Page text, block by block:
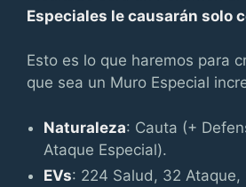
Especiales le causarán solo
Esto es lo que haremos para
que sea un Muro Especial
Naturaleza: Cauta (+
Ataque Especial).
EVs: 224 Salud, 32 Ataque,